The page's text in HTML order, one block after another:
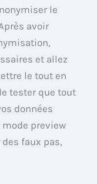
le
avoir
et allez
le tout en
tester que tout
données
preview
faux pas,